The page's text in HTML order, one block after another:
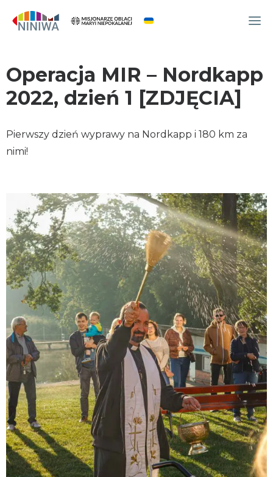
WYDARZENIA
O NAS
WSPÓLNOTA
NINIWA TEAM
AKTUALNOŚCI
ARTYKUŁY
NINIWA BUD
SKLEP
KONTAKT
Operacja MIR – Nordkapp
2022, dzień 1 [ZDJĘCIA]
Pierwszy dzień wyprawy na Nordkapp i 180 km za
nimi!